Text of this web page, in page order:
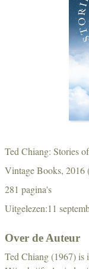
Ted Chiang: Stories
Vintage Books,
281 pagina's
Uitgelezen:11
Over de Auteur
Ted Chiang (1967) is